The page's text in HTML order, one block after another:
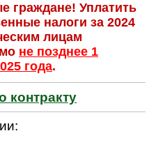
граждане! Уплатить
налоги за 2024
лицам
не позднее 1
года.
контракту